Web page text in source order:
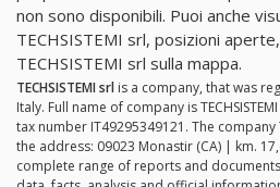
non sono disponibili. Puoi anche
TECHSISTEMI srl, posizioni
TECHSISTEMI srl sulla mappa.
TECHSISTEMI srl is a company, that was
Italy. Full name of company is
tax number IT49295349121. The company
the address: 09023 Monastir (CA) | km.
complete range of reports and